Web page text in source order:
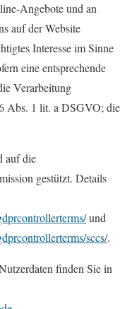
Angebote und an
auf der Website
Interesse im Sinne
eine entsprechende
Verarbeitung
Abs. 1 lit. a DSGVO; die
auf die
gestützt. Details
und
sccs/.
finden Sie in